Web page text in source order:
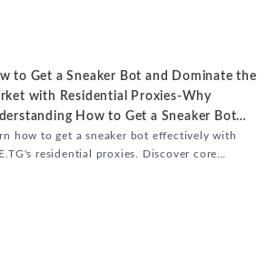
to Get a Sneaker Bot and Dominate the
with Residential Proxies-Why
How to Get a Sneaker Bot
how to get a sneaker bot effectively with
residential proxies. Discover core